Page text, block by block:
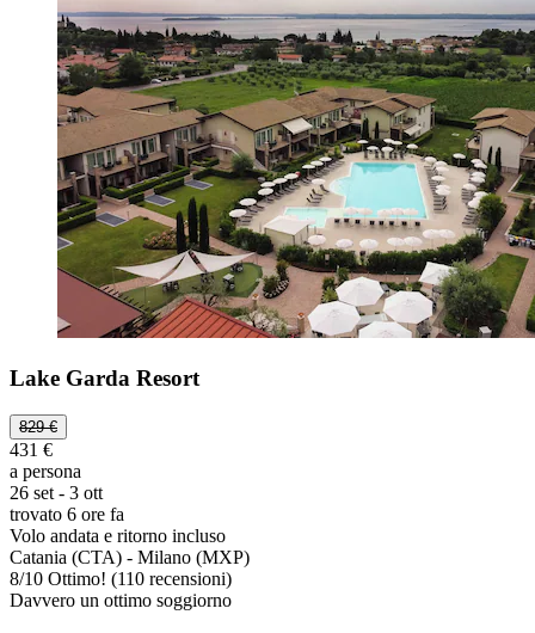
Lake Garda Resort
829 €
431 €
a persona
26 set - 3 ott
trovato 6 ore fa
Volo andata e ritorno incluso
Catania (CTA) - Milano (MXP)
8/10 Ottimo! (110 recensioni)
Davvero un ottimo soggiorno